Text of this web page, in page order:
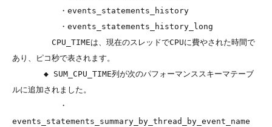
・events_statements_history
・events_statements_history_long
CPU_TIMEは、現在のスレッドでCPUに費やされた時間で
あり、ピコ秒で表されます。
◆ SUM_CPU_TIME列が次のパフォーマンススキーマテーブ
ルに追加されました。
・
events_statements_summary_by_thread_by_event_name